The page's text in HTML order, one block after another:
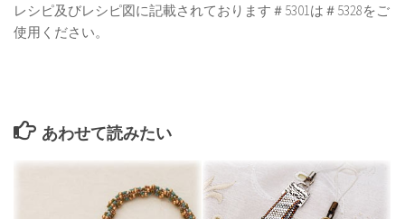
レシピ及びレシピ図に記載されております＃5301は＃5328をご
使用ください。
あわせて読みたい